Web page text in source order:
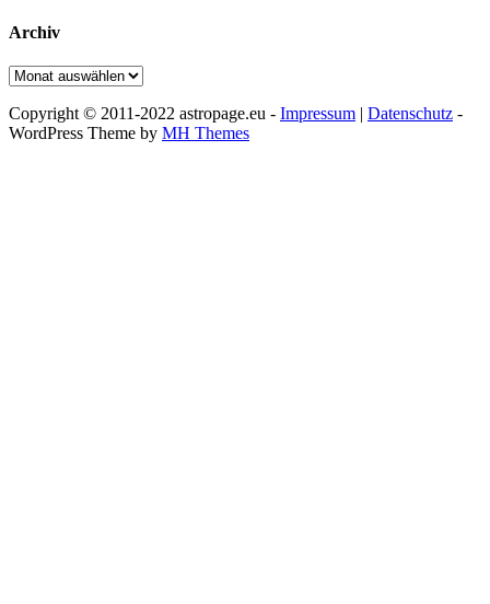
Archiv
Archiv
Copyright © 2011-2022 astropage.eu - Impressum | Datenschutz -
WordPress Theme by MH Themes